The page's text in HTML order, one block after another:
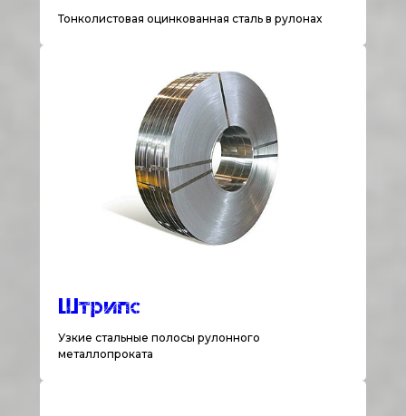
Тонколистовая оцинкованная сталь в рулонах
Штрипс
Узкие стальные полосы рулонного
металлопроката